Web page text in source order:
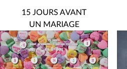
15 JOURS AVANT
UN MARIAGE